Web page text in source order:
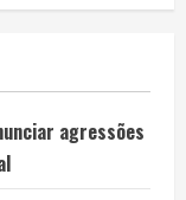
agressões